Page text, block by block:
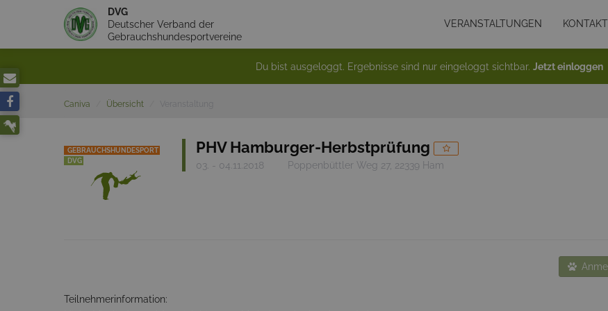
DVG
Deutscher Verband der
Gebrauchshundesportvereine
VERANSTALTUNGEN KONTAKT
Du bist ausgeloggt. Ergebnisse sind nur eingeloggt sichtbar. Jetzt einloggen
Caniva Übersicht
GEBRAUCHSHUNDESPORT
DVG
PHV Hamburger-Herbstprüfung
03. - 04.11.2018 Poppenbüttler Weg 27, 22339 Ham
Teilnehmerinformation: